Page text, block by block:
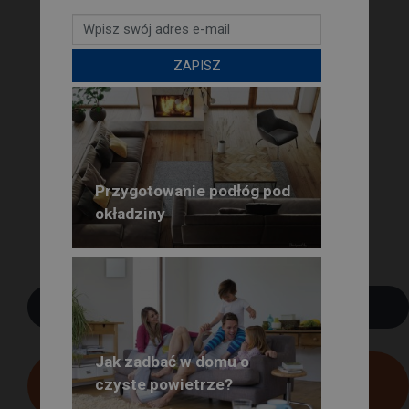
POBIERZ PDF
BEZPŁATNA
PRENUMERATA GŁOSU PSB
Przygotowanie podłóg pod
okładziny
Jak zadbać w domu o
czyste powietrze?
ZAPISZ